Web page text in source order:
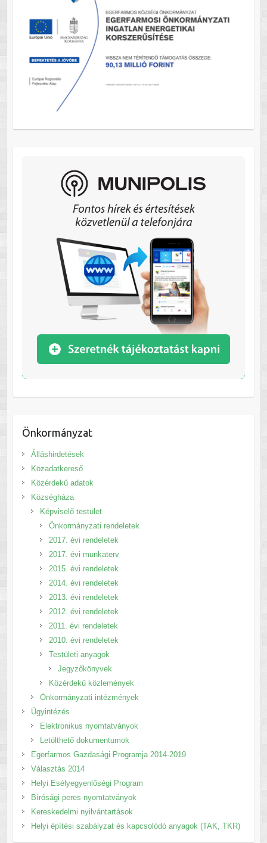
Önkormányzat
Álláshirdetések
Közadatkereső
Közérdekű adatok
Községháza
Képviselő testület
Önkormányzati rendeletek
2017. évi rendeletek
2017. évi munkaterv
2015. évi rendeletek
2014. évi rendeletek
2013. évi rendeletek
2012. évi rendeletek
2011. évi rendeletek
2010. évi rendeletek
Testületi anyagok
Jegyzőkönyvek
Közérdekű közlemények
Önkormányzati intézmények
Ügyintézés
Elektronikus nyomtatványok
Letölthető dokumentumok
Egerfarmos Gazdasági Programja 2014-2019
Választás 2014
Helyi Esélyegyenlőségi Program
Bírósági peres nyomtatványok
Kereskedelmi nyilvántartások
Helyi építési szabályzat és kapcsolódó anyagok (TAK, TKR)